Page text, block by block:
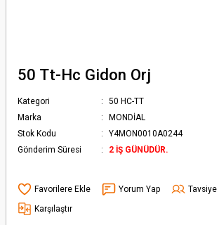
50 Tt-Hc Gidon Orj
Kategori
50 HC-TT
Marka
MONDİAL
Stok Kodu
Y4MON0010A0244
Gönderim Süresi
2 İŞ GÜNÜDÜR.
Yorum Yap Tavsiye
Karşılaştır